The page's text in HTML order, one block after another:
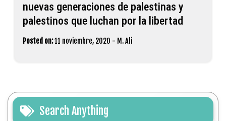
nuevas generaciones de palestinas y
palestinos que luchan por la libertad
Posted on:11 noviembre, 2020 - M. Ali
Search Anything